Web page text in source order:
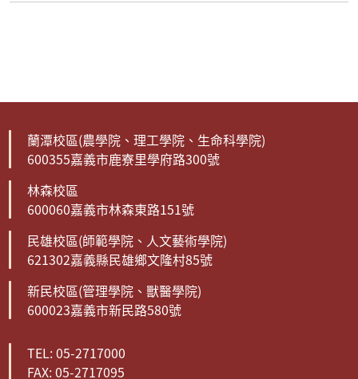
蘭潭校區(農學院、理工學院、生命科學院)
600355嘉義市鹿寮里學府路300號
林森校區
600060嘉義市林森東路151號
民雄校區(師範學院、人文藝術學院)
621302嘉義縣民雄鄉文隆村85號
新民校區(管理學院、獸醫學院)
600023嘉義市新民路580號
TEL: 05-2717000
FAX: 05-2717095